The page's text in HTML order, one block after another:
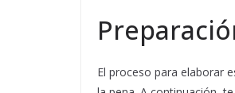
El proceso para elaborar